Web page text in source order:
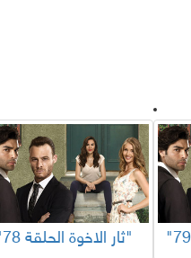
مسلسلات تركية
"ثار الاخوة الحلقة 78"